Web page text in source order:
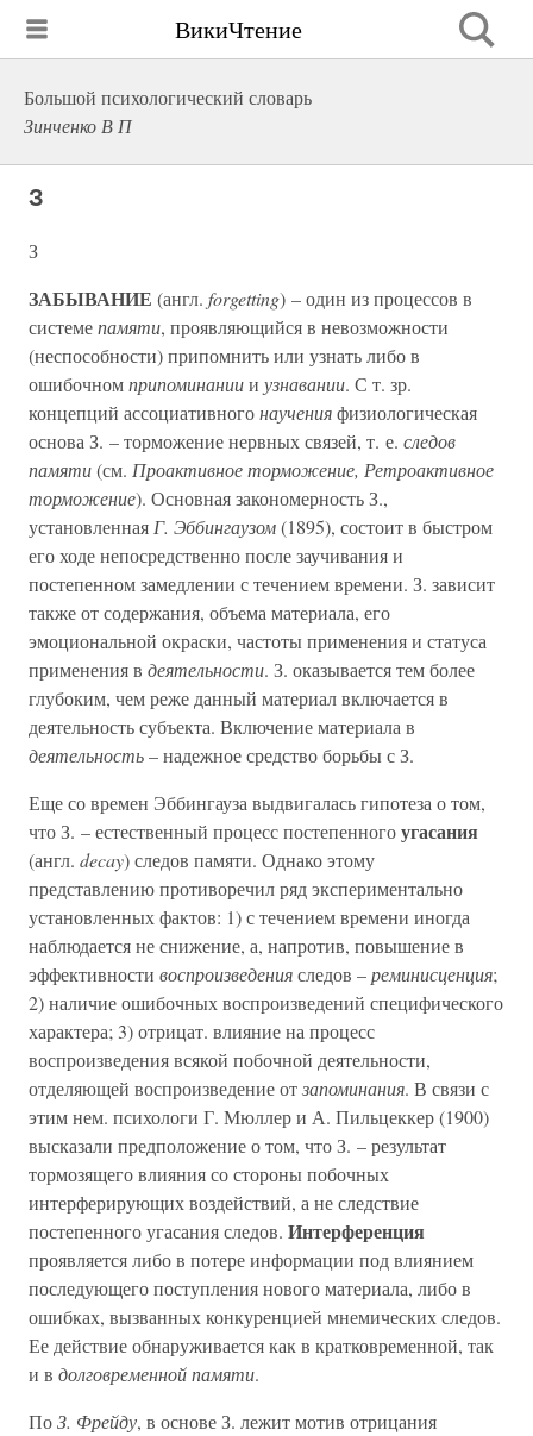
ВикиЧтение
Большой психологический словарь
Зинченко В П
З
З
ЗАБЫВАНИЕ (англ. forgetting) – один из процессов в
системепамяти, проявляющийся в невозможности
(неспособности) припомнить или узнать либо в
ошибочномприпоминаниии узнавании. С т. зр.
концепций ассоциативногонаученияфизиологическая
основа З. – торможение нервных связей, т. е. следов
памяти(см. Проактивное торможение, Ретроактивное
торможение). Основная закономерность З.,
установленная Г. Эббингаузом(1895), состоит в быстром
его ходе непосредственно после заучивания и
постепенном замедлении с течением времени. З. зависит
также от содержания, объема материала, его
эмоциональной окраски, частоты применения и статуса
применения в деятельности. З. оказывается тем более
глубоким, чем реже данный материал включается в
деятельность субъекта. Включение материала в
деятельность– надежное средство борьбы с З.
Еще со времен Эббингауза выдвигалась гипотеза о том,
что З. – естественный процесс постепенногоугасания
(англ. decay) следов памяти. Однако этому
представлению противоречил ряд экспериментально
установленных фактов: 1) с течением времени иногда
наблюдается не снижение, а, напротив, повышение в
эффективности воспроизведенияследов –реминисценция;
2) наличие ошибочных воспроизведений специфического
характера; 3) отрицат. влияние на процесс
воспроизведения всякой побочной деятельности,
отделяющей воспроизведение отзапоминания. В связи с
этим нем. психологи Г. Мюллер и А. Пильцеккер (1900)
высказали предположение о том, что З. – результат
тормозящего влияния со стороны побочных
интерферирующих воздействий, а не следствие
постепенного угасания следов. Интерференция
проявляется либо в потере информации под влиянием
последующего поступления нового материала, либо в
ошибках, вызванных конкуренцией мнемических следов.
Ее действие обнаруживается как в кратковременной, так
и в долговременной памяти.
ПоЗ. Фрейду, в основе З. лежит мотив отрицания